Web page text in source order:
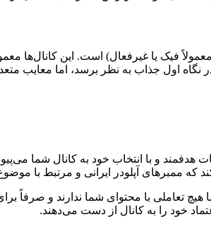
فیک یا غیرفعال) است. این
اول جذاب به نظر برسد، اما معایب
هدفمند و با انتخاب خود به کانال شما
ممبرهای آپلودر ایرانی و مرتبط با
تعاملی با محتوای شما ندارند و صرفاً
خود را به کانال از دست می‌دهند.